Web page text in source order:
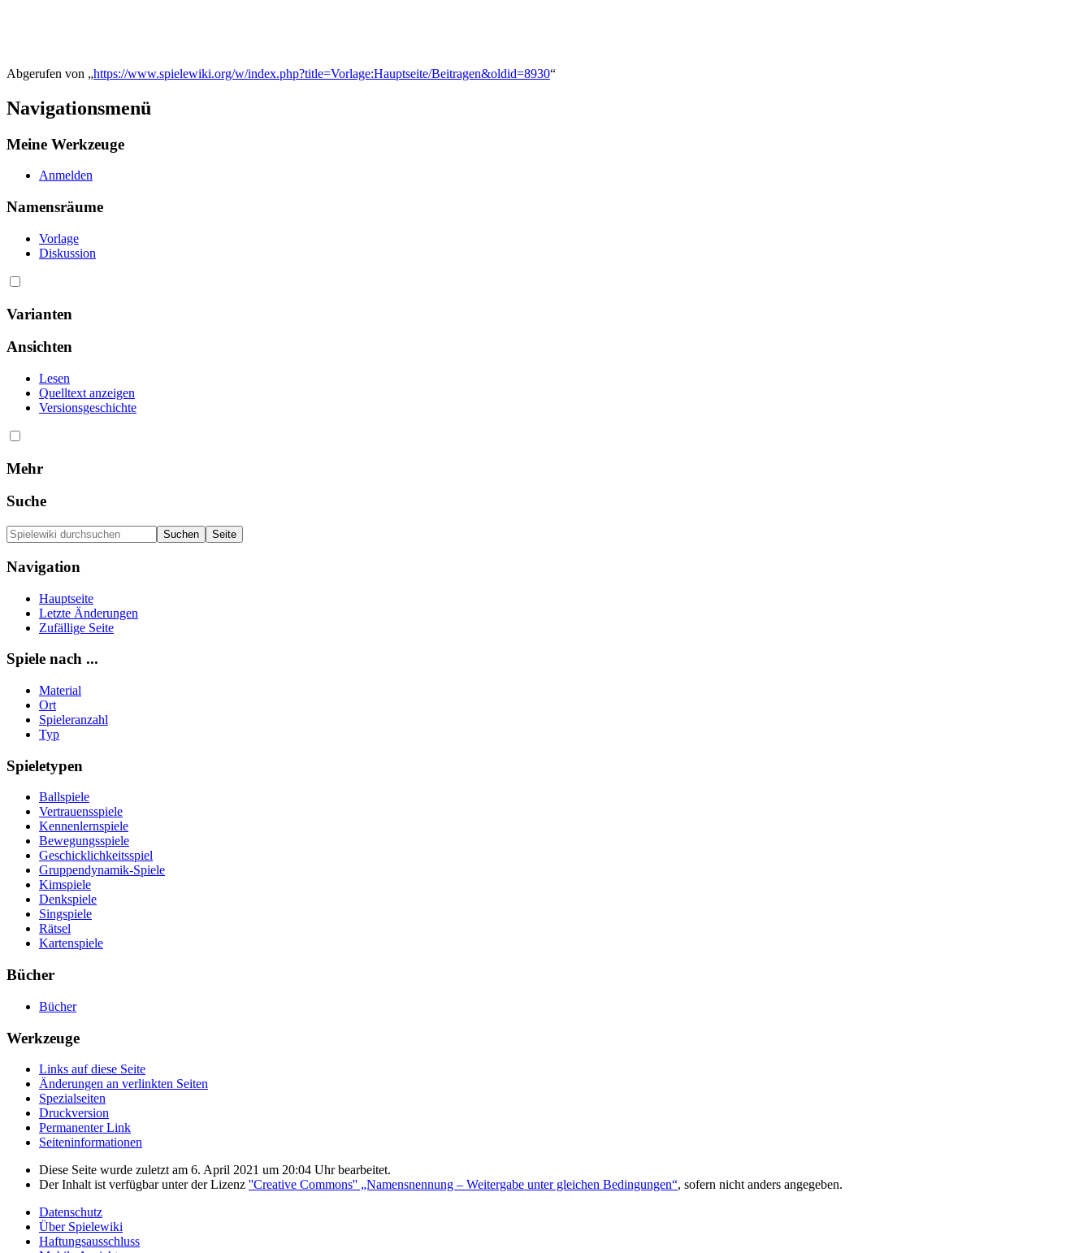
Abgerufen von „https://www.spielewiki.org/w/index.php?title=Vorlage:Hauptseite/Beitragen&oldid=8930“
Navigationsmenü
Meine Werkzeuge
Anmelden
Namensräume
Vorlage
Diskussion
Varianten
Ansichten
Lesen
Quelltext anzeigen
Versionsgeschichte
Mehr
Suche
Navigation
Hauptseite
Letzte Änderungen
Zufällige Seite
Spiele nach ...
Material
Ort
Spieleranzahl
Typ
Spieletypen
Ballspiele
Vertrauensspiele
Kennenlernspiele
Bewegungsspiele
Geschicklichkeitsspiel
Gruppendynamik-Spiele
Kimspiele
Denkspiele
Singspiele
Rätsel
Kartenspiele
Bücher
Bücher
Werkzeuge
Links auf diese Seite
Änderungen an verlinkten Seiten
Spezialseiten
Druckversion
Permanenter Link
Seiten­informationen
Diese Seite wurde zuletzt am 6. April 2021 um 20:04 Uhr bearbeitet.
Der Inhalt ist verfügbar unter der Lizenz ''Creative Commons'' „Namensnennung – Weitergabe unter gleichen Bedingungen“, sofern nicht anders angegeben.
Datenschutz
Über Spielewiki
Haftungsausschluss